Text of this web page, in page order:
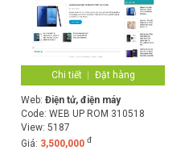
Chi tiết Đặt hàng
Web: Điện tử, điện máy
Code: WEB UP ROM 310518
View: 5187
Giá: 3,500,000 đ